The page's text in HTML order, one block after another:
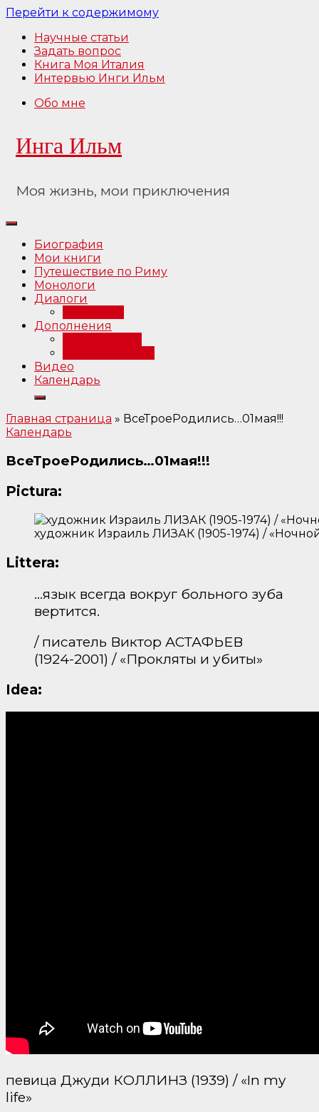
Перейти к содержимому
Научные статьи
Задать вопрос
Книга Моя Италия
Интервью Инги Ильм
Обо мне
Инга Ильм
Моя жизнь, мои приключения
Биография
Мои книги
Путешествие по Риму
Монологи
Диалоги
Дополнения
Видео
Календарь
Главная страница » ВсеТроеРодились…01мая!!!
Календарь
ВсеТроеРодились…01мая!!!
Pictura:
художник Израиль ЛИЗАК (1905-1974) /
Littera:
…язык всегда вокруг больного зуба
вертится.
/ писатель Виктор АСТАФЬЕВ
(1924-2001) / «Прокляты и убиты»
Idea:
певица Джуди КОЛЛИНЗ (1939) / «In my
life»